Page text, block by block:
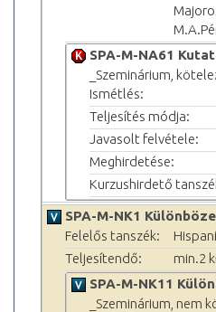
SPA-M-NA61
_Szeminárium,
Ismétlés:
Teljesítés módja:
Javasolt felvétele:
Meghirdetése:
Kurzushirdető
SPA-M-NK1
Felelős tanszék:
Teljesítendő:
min.2
SPA-M-NK11
_Szeminárium, nem